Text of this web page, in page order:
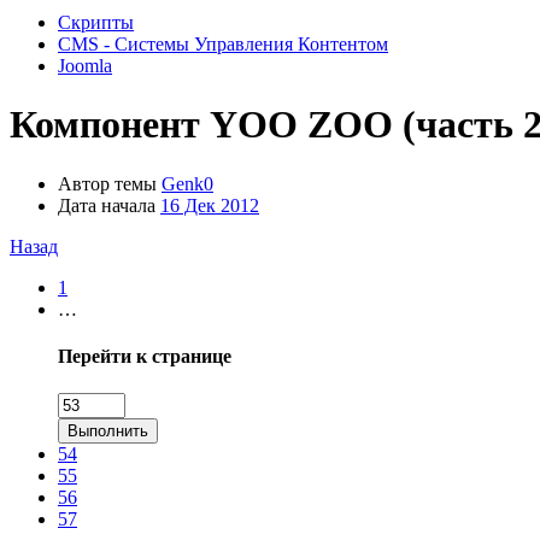
Скрипты
CMS - Системы Управления Контентом
Joomla
Компонент YOO ZOO (часть
Автор темы Genk0
Дата начала 16 Дек 2012
Назад
1
…
Перейти к странице
Выполнить
54
55
56
57